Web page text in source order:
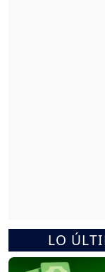
LO